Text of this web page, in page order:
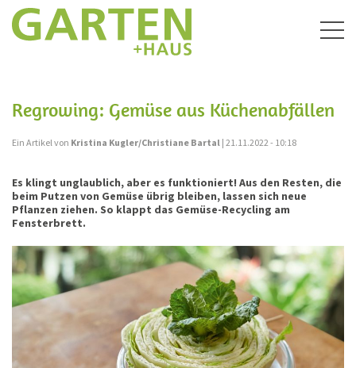
Regrowing: Gemüse aus Küchenabfällen
Ein Artikel von Kristina Kugler/Christiane Bartal | 21.11.2022 - 10:18
Es klingt unglaublich, aber es funktioniert! Aus den Resten, die
beim Putzen von Gemüse übrig bleiben, lassen sich neue
Pflanzen ziehen. So klappt das Gemüse-Recycling am
Fensterbrett.